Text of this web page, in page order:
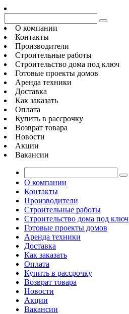
О компании
Контакты
Производители
Строительные работы
Строительство дома под ключ
Готовые проекты домов
Аренда техники
Доставка
Как заказать
Оплата
Купить в рассрочку
Возврат товара
Новости
Акции
Вакансии
О компании
Контакты
Производители
Строительные работы
Строительство дома под ключ
Готовые проекты домов
Аренда техники
Доставка
Как заказать
Оплата
Купить в рассрочку
Возврат товара
Новости
Акции
Вакансии